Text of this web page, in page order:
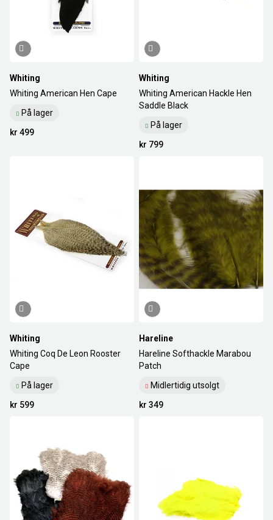
Whiting
Whiting American Hen Cape
På lager
kr 499
Whiting
Whiting American Hackle Hen
Saddle Black
På lager
kr 799
Whiting
Whiting Coq De Leon Rooster
Cape
På lager
kr 599
Hareline
Hareline Softhackle Marabou
Patch
Midlertidig utsolgt
kr 349